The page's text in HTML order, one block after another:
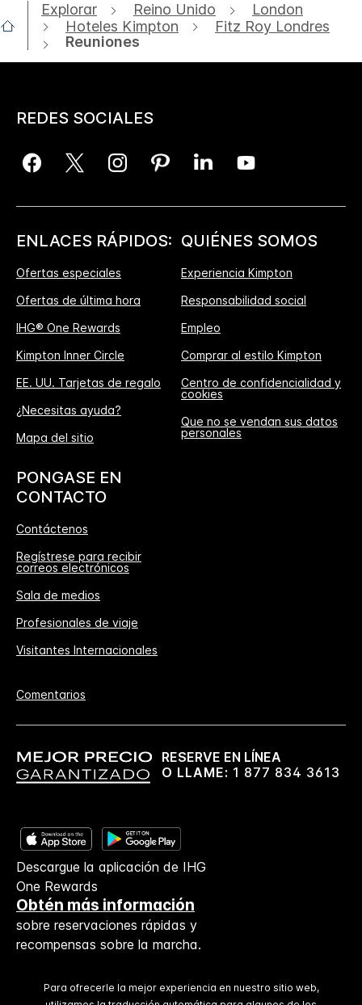
Explorar Reino Unido
London
Hoteles Kimpton
Fitz Roy Londres
Reuniones
REDES SOCIALES
ENLACES RÁPIDOS:
Ofertas especiales
Ofertas de última hora
IHG® One Rewards
Kimpton Inner Circle
EE. UU. Tarjetas de regalo
¿Necesitas ayuda?
Mapa del sitio
QUIÉNES SOMOS
Experiencia Kimpton
Responsabilidad social
Empleo
Comprar al estilo Kimpton
Centro de confidencialidad y
cookies
Que no se vendan sus datos
personales
PONGASE EN
CONTACTO
Contáctenos
Regístrese para recibir
correos electrónicos
Sala de medios
Profesionales de viaje
Visitantes Internacionales
Comentarios
RESERVE EN LÍNEA
O LLAME: 1 877 834 3613
Descargue la aplicación de IHG
One Rewards
Obtén más información
sobre reservaciones rápidas y
recompensas sobre la marcha.
Para ofrecerle la mejor experiencia en nuestro sitio web,